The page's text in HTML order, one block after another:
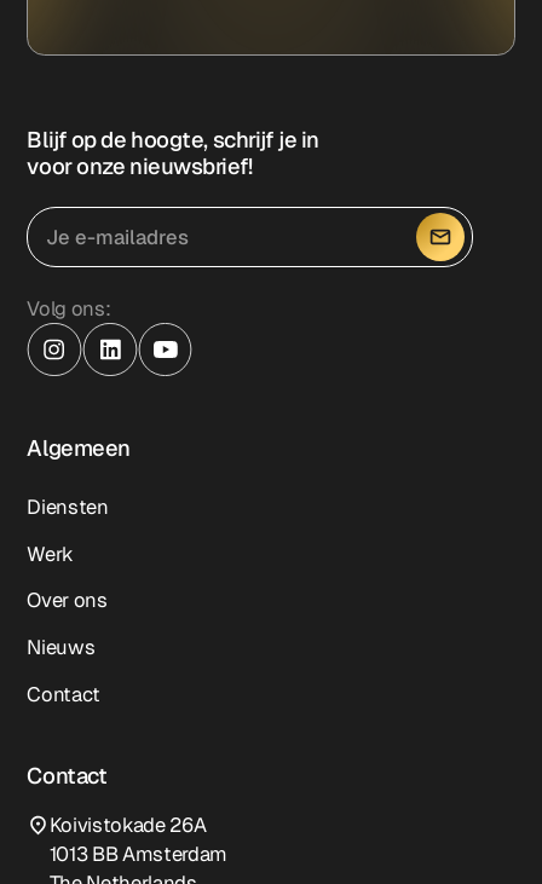
Blijf op de hoogte, schrijf je in
voor onze nieuwsbrief!
Volg ons:
Algemeen
Diensten
Werk
Over ons
Nieuws
Contact
Contact
Koivistokade 26A
1013 BB Amsterdam